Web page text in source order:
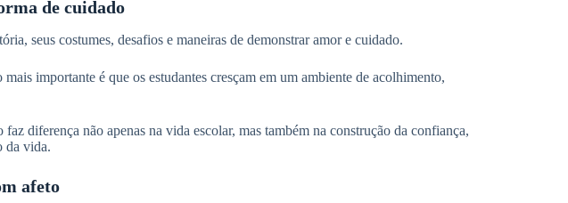
de cuidado
seus costumes, desafios e maneiras de demonstrar amor e cuidado.
importante é que os estudantes cresçam em um ambiente de acolhimento,
diferença não apenas na vida escolar, mas também na construção da confiança,
da vida.
afeto